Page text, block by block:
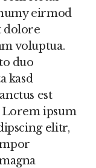
eirmod
dolore
voluptua.
duo
kasd
est
ipsum
elitr,